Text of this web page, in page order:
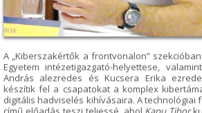
A „Kiberszakértők a frontvonalon”
Egyetem intézetigazgató-helyettese,
András alezredes és Kucsera Erika
készítik fel a csapatokat a komplex
digitális hadviselés kihívásaira. A technológiai